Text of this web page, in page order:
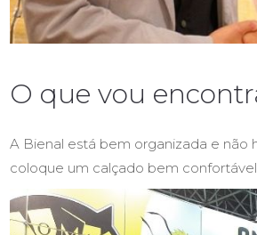
O que vou
A Bienal está bem organizada e não
coloque um calçado bem confortável